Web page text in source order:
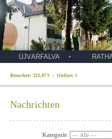
ÚJVÁRFALVA
Besucher: 321,073 · Online: 1
Nachrichten
Kategorie: